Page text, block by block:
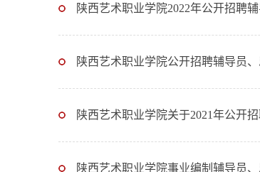
陕西艺术职业学院2022年公开招聘
陕西艺术职业学院公开招聘辅导员
陕西艺术职业学院关于2021年公开
陕西艺术职业学院事业编制辅导员